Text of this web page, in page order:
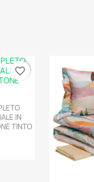
IN
TINTO
favorite_border